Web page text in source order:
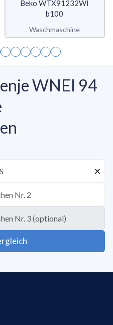
Beko WTX91232WI
b100
Waschmaschine
WNEI 94